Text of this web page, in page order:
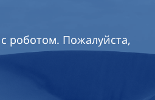
роботом. Пожалуйста,